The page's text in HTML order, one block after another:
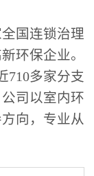
国连锁治理
环保企业。
710多家分支
司以室内环
向，专业从